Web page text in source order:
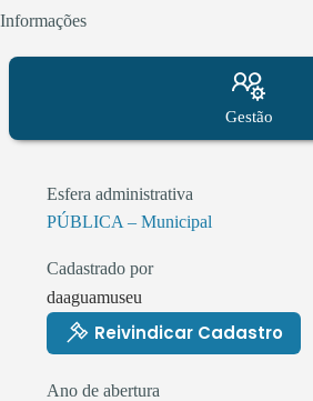
Informações
Gestão
Esfera administrativa
PÚBLICA – Municipal
Cadastrado por
daaguamuseu
Reivindicar Cadastro
Ano de abertura